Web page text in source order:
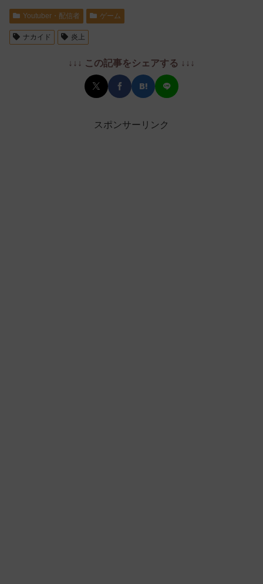
Youtuber・配信者 ゲーム
ナカイド 炎上
↓↓↓ この記事をシェアする ↓↓↓
スポンサーリンク